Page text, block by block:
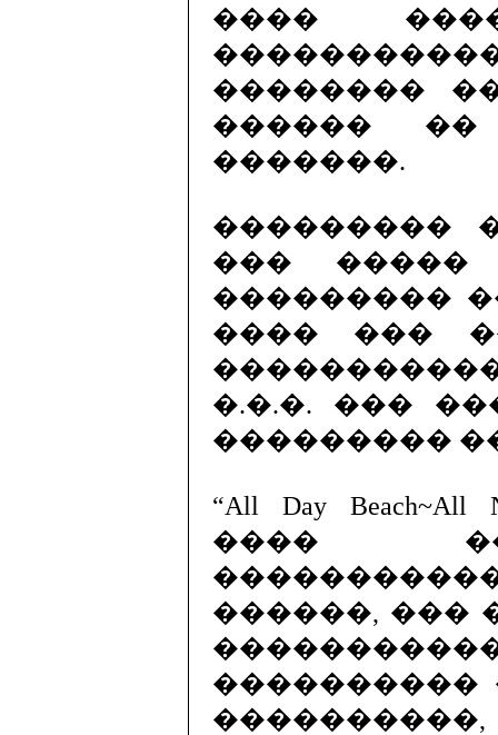
����
��������
������
�������.
���������
��� �����
���������
���� ���
�.�.�. ���
���������
“All Day
����
������, ���
����������